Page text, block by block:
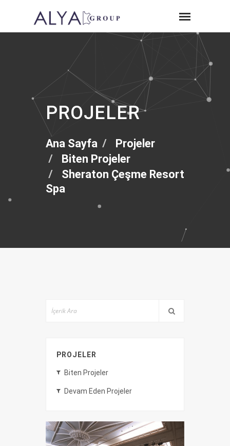
PROJELER
Ana Sayfa
Projeler
Biten Projeler
Sheraton Çeşme Resort
Spa
PROJELER
Biten Projeler
Devam Eden Projeler